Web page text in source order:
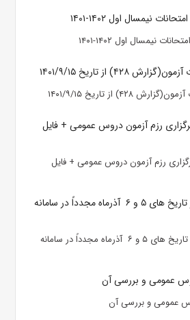
نیمسال اول ۱۴۰۲-۱۴۰۱
از تاریخ ۱۴۰۱/۹/۱۵
رزم آزمون دروس عمومی + فایل
انتخاب محل آزمون در تاریخ های ۵ و ۶ آذرماه مجدداً در سامانه
عمومی و بررسی آن